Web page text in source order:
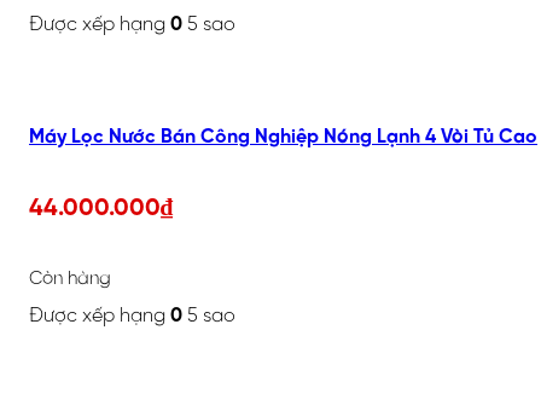
Được xếp hạng 0 5 sao
Máy Lọc Nước Bán Công Nghiệp Nóng Lạnh 4 Vòi Tủ Cao
44.000.000₫
Còn hàng
Được xếp hạng 0 5 sao